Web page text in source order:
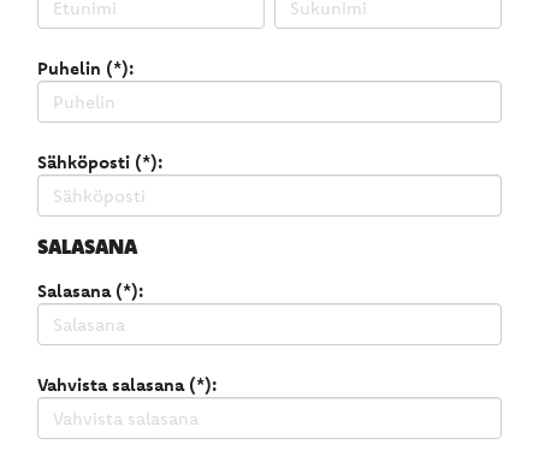
Puhelin (*):
Sähköposti (*):
SALASANA
Salasana (*):
Vahvista salasana (*):